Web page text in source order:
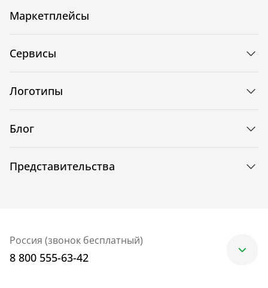
Маркетплейсы
Сервисы
Логотипы
Блог
Представительства
Россия (звонок бесплатный)
8 800 555-63-42